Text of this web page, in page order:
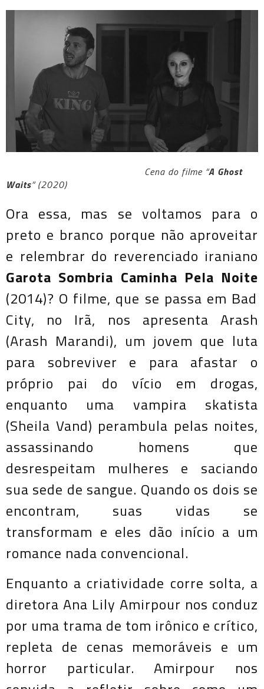
Cena do filme “A Ghost
Waits” (2020)
Ora essa, mas se voltamos para o
preto e branco porque não aproveitar
e relembrar do reverenciado iraniano
Garota Sombria Caminha Pela Noite
(2014)? O filme, que se passa em Bad
City, no Irã, nos apresenta Arash
(Arash Marandi), um jovem que luta
para sobreviver e para afastar o
próprio pai do vício em drogas,
enquanto uma vampira skatista
(Sheila Vand) perambula pelas noites,
assassinando homens que
desrespeitam mulheres e saciando
sua sede de sangue. Quando os dois se
encontram, suas vidas se
transformam e eles dão início a um
romance nada convencional.
Enquanto a criatividade corre solta, a
diretora Ana Lily Amirpour nos conduz
por uma trama de tom irônico e crítico,
repleta de cenas memoráveis e um
horror particular. Amirpour nos